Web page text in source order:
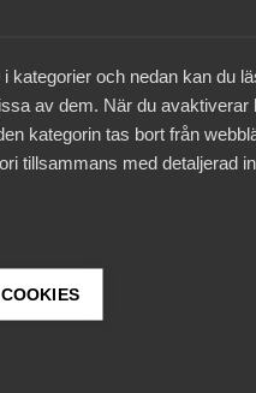
kategorier och nedan kan du
av dem. När du avaktiverar
kategorin tas bort från
tillsammans med detaljerad
25 juni 2024
Avtal om
antagits för
Almega Tjänsteföretagen
om arbete i
28 november 2022.